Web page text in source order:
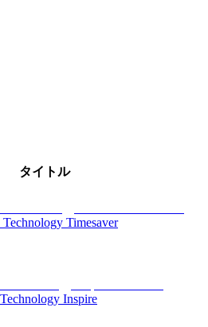
タイトル
Timesaver
Inspire